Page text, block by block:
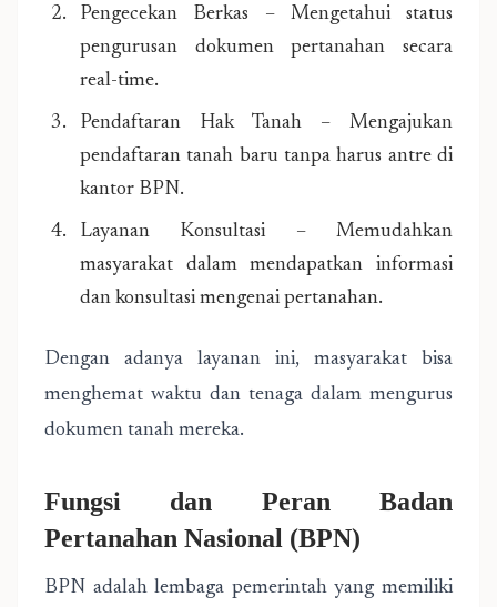
Pengecekan Berkas – Mengetahui status
pengurusan dokumen pertanahan secara
real-time.
Pendaftaran Hak Tanah – Mengajukan
pendaftaran tanah baru tanpa harus antre di
kantor BPN.
Layanan Konsultasi – Memudahkan
masyarakat dalam mendapatkan informasi
dan konsultasi mengenai pertanahan.
Dengan adanya layanan ini, masyarakat bisa
menghemat waktu dan tenaga dalam mengurus
dokumen tanah mereka.
Fungsi dan Peran Badan
Pertanahan Nasional (BPN)
BPN adalah lembaga pemerintah yang memiliki